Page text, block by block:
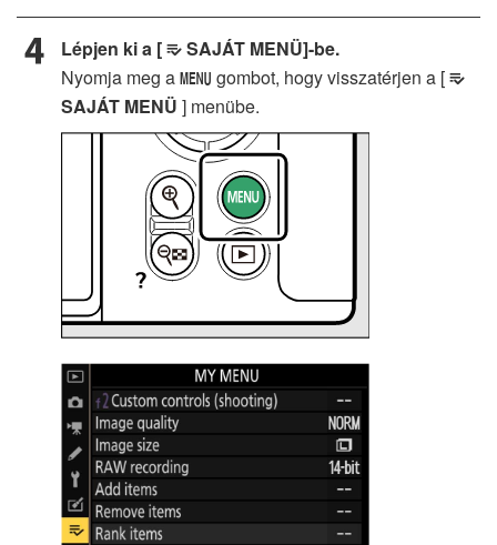
Lépjen ki a [ O SAJÁT MENÜ]-be.
Nyomja meg a G gombot, hogy visszatérjen a [ O
SAJÁT MENÜ ] menübe.